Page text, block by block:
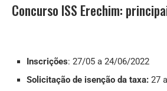
Concurso ISS Erechim:
Inscrições: 27/05 a 24/06/2022
Solicitação de isenção da taxa: 27